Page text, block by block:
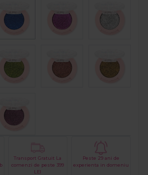
Transport Gratuit La
comenzi de peste 399
LEI
Peste 29 ani de
experienta in domeniu